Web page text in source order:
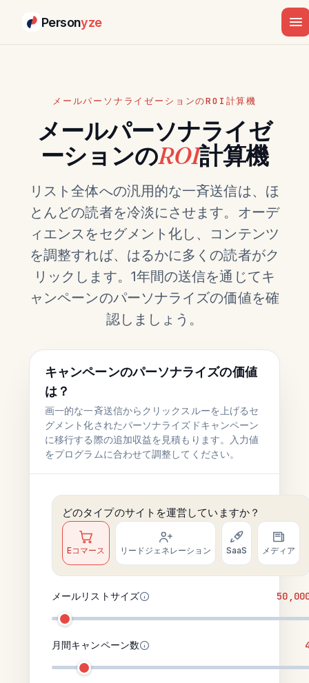
Personyze
メールパーソナライゼーションのROI計算機
メールパーソナライゼ
ーションのROI計算機
リスト全体への汎用的な一斉送信は、ほ
とんどの読者を冷淡にさせます。オーデ
ィエンスをセグメント化し、コンテンツ
を調整すれば、はるかに多くの読者がク
リックします。1年間の送信を通じてキ
ャンペーンのパーソナライズの価値を確
認しましょう。
キャンペーンのパーソナライズの価値
は？
画一的な一斉送信からクリックスルーを上げるセ
グメント化されたパーソナライズドキャンペーン
に移行する際の追加収益を見積もります。入力値
をプログラムに合わせて調整してください。
どのタイプのサイトを運営していますか？
Eコマース リードジェネレーション SaaS メディア
メールリストサイズ
月間キャンペーン数